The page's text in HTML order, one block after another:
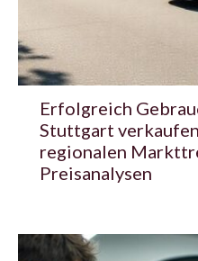
Erfolgreich
Stuttgart
regionalen
Preisanalysen